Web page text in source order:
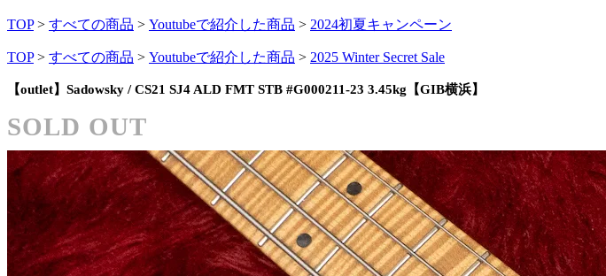
TOP > すべての商品 > Youtubeで紹介した商品 > 2024初夏キャンペーン
TOP > すべての商品 > Youtubeで紹介した商品 > 2025 Winter Secret Sale
【outlet】Sadowsky / CS21 SJ4 ALD FMT STB #G000211-23 3.45kg【GIB横浜】
SOLD OUT